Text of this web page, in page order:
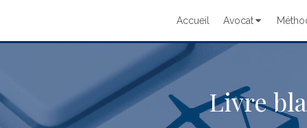
Accueil Avocat
Livre